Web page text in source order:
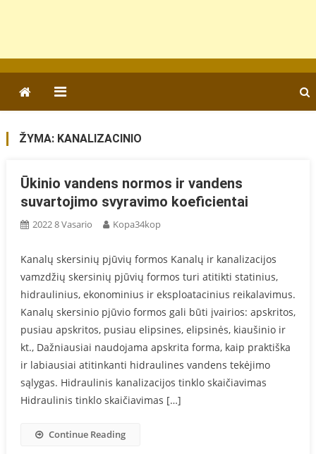
ŽYMA: KANALIZACINIO
Ūkinio vandens normos ir vandens
suvartojimo svyravimo koeficientai
2022 8 Vasario Kopa34kop
Kanalų skersinių pjūvių formos Kanalų ir kanalizacijos
vamzdžių skersinių pjūvių formos turi atitikti statinius,
hidraulinius, ekonominius ir eksploatacinius reikalavimus.
Kanalų skersinio pjūvio formos gali būti įvairios: apskritos,
pusiau apskritos, pusiau elipsines, elipsinės, kiaušinio ir
kt., Dažniausiai naudojama apskrita forma, kaip praktiška
ir labiausiai atitinkanti hidraulines vandens tekėjimo
sąlygas. Hidraulinis kanalizacijos tinklo skaičiavimas
Hidraulinis tinklo skaičiavimas […]
Continue Reading